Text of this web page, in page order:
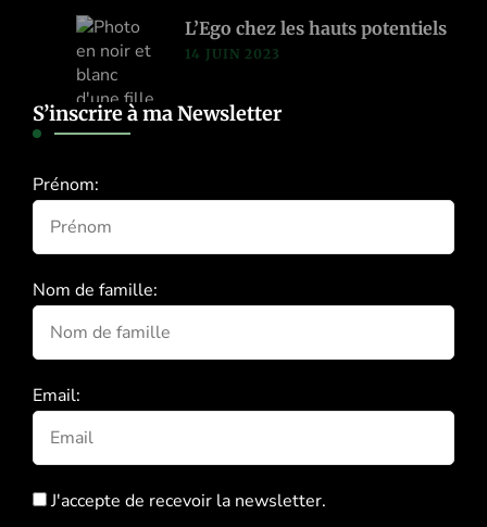
L’Ego chez les hauts potentiels
14 JUIN 2023
S’inscrire à ma Newsletter
Prénom:
Nom de famille:
Email:
J'accepte de recevoir la newsletter.